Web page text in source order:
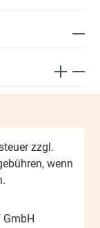
zzgl.
wenn